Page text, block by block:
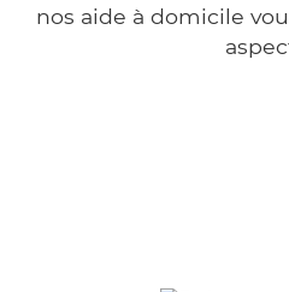
nos aide à domicile